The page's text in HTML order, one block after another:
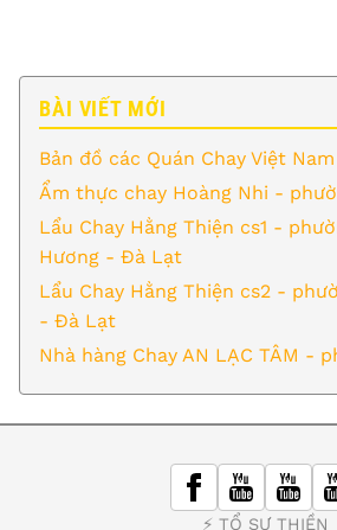
BÀI VIẾT MỚI
Bản đồ các Quán Chay Việt Nam
Ẩm thực chay Hoàng Nhi -
Lẩu Chay Hằng Thiện cs1 -
Hương - Đà Lạt
Lẩu Chay Hằng Thiện cs2 -
- Đà Lạt
Nhà hàng Chay AN LẠC TÂM -
⚡️ TỔ SƯ THIỀN